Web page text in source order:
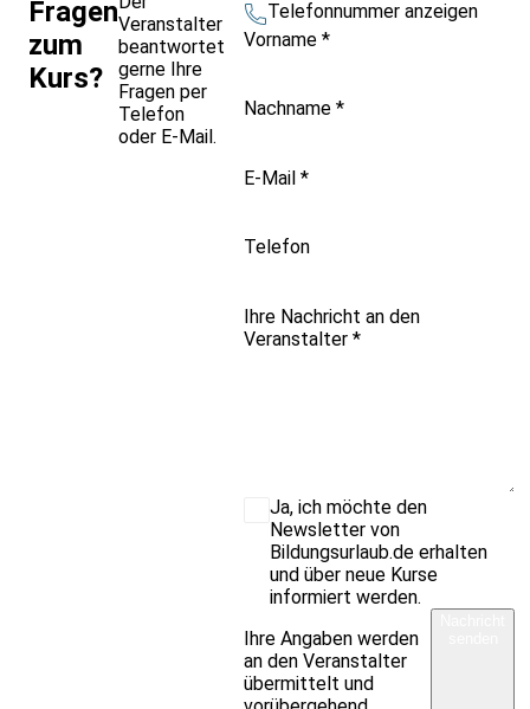
Fragen
zum
Kurs?
Veranstalter
beantwortet
gerne Ihre
Fragen per
Telefon
oder E-Mail.
Telefonnummer anzeigen
Vorname *
Nachname *
E-Mail *
Telefon
Ihre Nachricht an den
Veranstalter *
Ja, ich möchte den
Newsletter von
Bildungsurlaub.de erhalten
und über neue Kurse
informiert werden.
Ihre Angaben werden
an den Veranstalter
übermittelt und